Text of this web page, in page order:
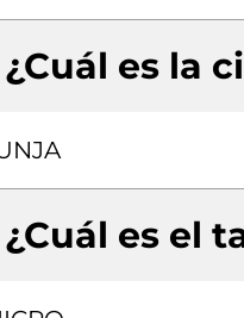
¿Cuál es la
¿Cuál es el